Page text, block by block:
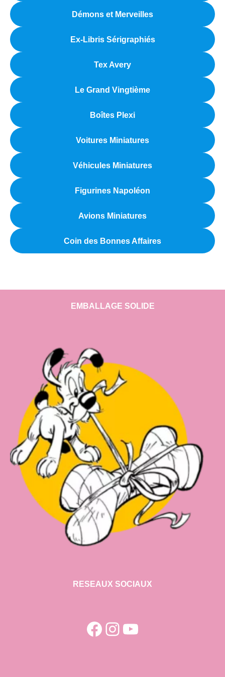
Démons et Merveilles
Ex-Libris Sérigraphiés
Tex Avery
Le Grand Vingtième
Boîtes Plexi
Voitures Miniatures
Véhicules Miniatures
Figurines Napoléon
Avions Miniatures
Coin des Bonnes Affaires
EMBALLAGE SOLIDE
RESEAUX SOCIAUX
Facebook
Instagram
YouTube